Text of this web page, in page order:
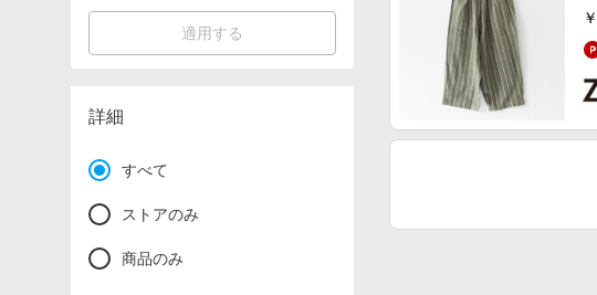
適用する
詳細
すべて
ストアのみ
商品のみ
￥